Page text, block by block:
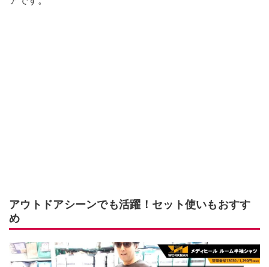
アウトドアシーンでも活躍！セット使いもおすす
め